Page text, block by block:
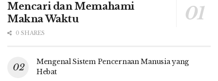
Mencari dan Memahami
Makna Waktu
0 SHARES
Mengenal Sistem Pencernaan Manusia yang
Hebat